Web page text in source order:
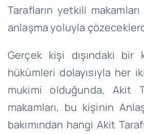
Tarafların yetkili makamları
anlaşma yoluyla
Gerçek kişi dışındaki bir
hükümleri dolayısıyla her
mukimi olduğunda, Akit
makamları, bu kişinin
bakımından hangi Akit